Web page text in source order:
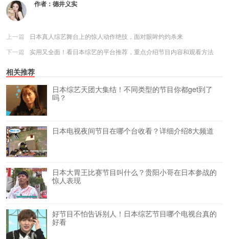
作者： 德井义实
上一篇
日本真人综艺舞台上的惊人动作绝技，面对眼眸灼灼杀来
下一篇
实用又全面！看日本综艺的平台推荐，重点介绍节目内容和观看方法
相关推荐
日本综艺天团大集结！不同类型的节目你都get到了
吗？
日本电视夜间节目在哪个台收看？详细介绍8大频道
日本大胃王比赛节目叫什么？贵阳小哥在日本参战的
惊人表现
好节目不怕告诉别人！日本综艺节目哪个电视台真的
好看